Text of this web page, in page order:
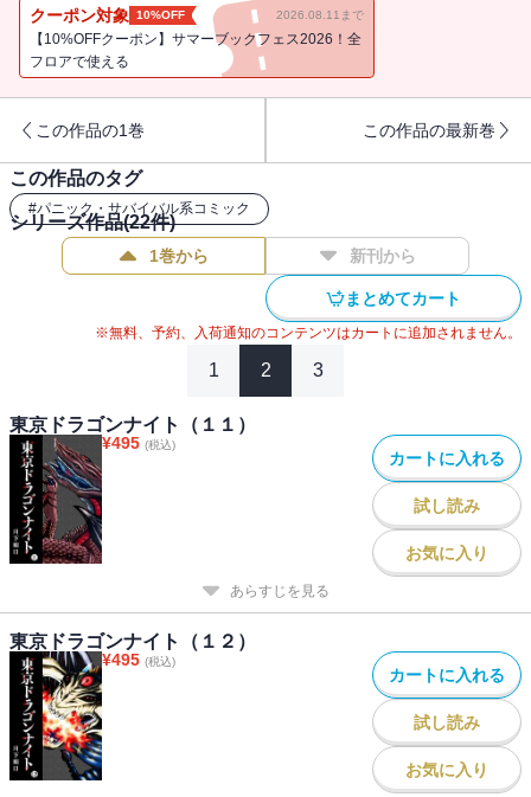
クーポン対象 10%OFF 2026.08.11まで
【10%OFFクーポン】サマーブックフェス2026！全
フロアで使える
この作品の1巻 この作品の最新巻
この作品のタグ
#パニック・サバイバル系コミック
シリーズ作品(22件)
1巻から 新刊から
まとめてカート
※無料、予約、入荷通知のコンテンツはカートに追加されません。
1 2 3
東京ドラゴンナイト（１１）
¥495 (税込)
カートに入れる
試し読み
お気に入り
あらすじを見る
東京ドラゴンナイト（１２）
¥495 (税込)
カートに入れる
試し読み
お気に入り